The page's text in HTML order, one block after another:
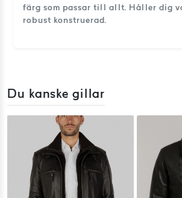
färg som passar till allt. Håller dig
robust konstruerad.
Du kanske gillar